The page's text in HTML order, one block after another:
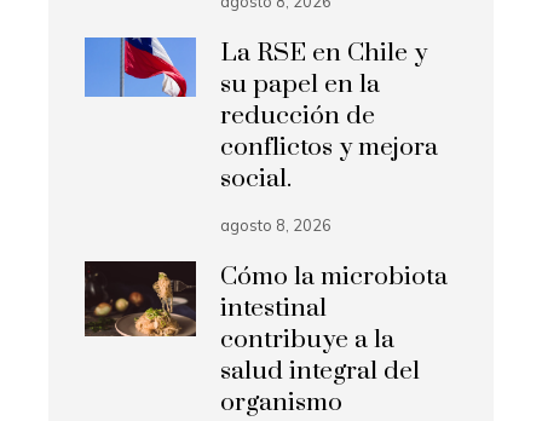
La RSE en Chile y
su papel en la
reducción de
conflictos y mejora
social.
agosto 8, 2026
Cómo la microbiota
intestinal
contribuye a la
salud integral del
organismo